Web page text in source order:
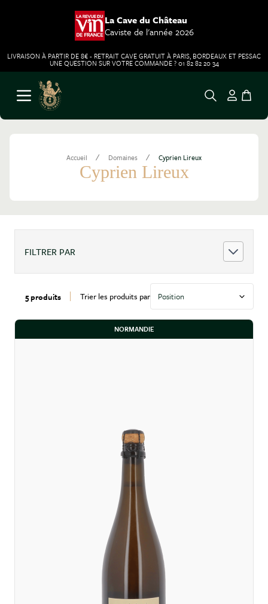
La Cave du Château
Caviste de l'année 2026
LIVRAISON À PARTIR DE 8€ - RETRAIT CAVE GRATUIT À PARIS, BORDEAUX ET PESSAC
UNE QUESTION SUR VOTRE COMMANDE ? 01 82 82 20 34
Aller au contenu
Ouvrir le menu
Accueil / Domaines / Cyprien Lireux
Cyprien Lireux
FILTRER PAR
5 produits Trier les produits par
NORMANDIE